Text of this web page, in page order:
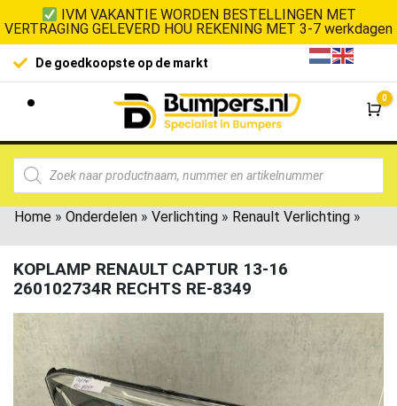
IVM VAKANTIE WORDEN BESTELLINGEN MET
VERTRAGING GELEVERD HOU REKENING MET 3-7 werkdagen
De goedkoopste op de markt
0
Home » Onderdelen » Verlichting » Renault Verlichting »
KOPLAMP RENAULT CAPTUR 13-16
260102734R RECHTS RE-8349